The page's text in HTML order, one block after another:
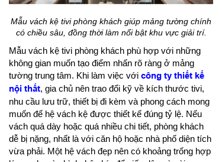
Mẫu vách kệ tivi phòng khách giúp mảng tường chính
có chiều sâu, đồng thời làm nổi bật khu vực giải trí.
Mẫu vách kệ tivi phòng khách phù hợp với những
không gian muốn tạo điểm nhấn rõ ràng ở mảng
tường trung tâm. Khi làm việc với công ty thiết kế
nội thất, gia chủ nên trao đổi kỹ về kích thước tivi,
nhu cầu lưu trữ, thiết bị đi kèm và phong cách mong
muốn để hệ vách kệ được thiết kế đúng tỷ lệ. Nếu
vách quá dày hoặc quá nhiều chi tiết, phòng khách
dễ bị nặng, nhất là với căn hộ hoặc nhà phố diện tích
vừa phải. Một hệ vách đẹp nên có khoảng trống hợp